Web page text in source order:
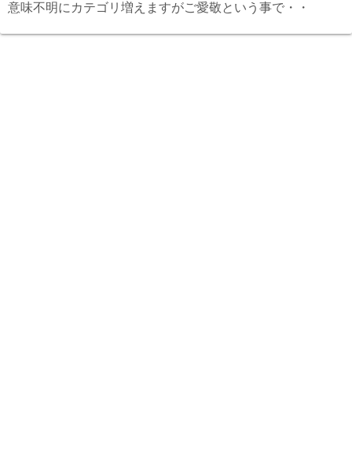
意味不明にカテゴリ増えますがご愛敬という事で・・